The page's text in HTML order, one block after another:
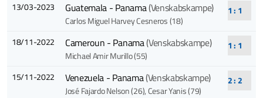
13/03-2023 Guatemala - Panama(Venskabskampe)
Carlos Miguel Harvey Cesneros (18)
1 : 1
18/11-2022 Cameroun - Panama(Venskabskampe)
Michael Amir Murillo (55)
1 : 1
15/11-2022 Venezuela - Panama(Venskabskampe)
José Fajardo Nelson (26), Cesar Yanis (79)
2 : 2